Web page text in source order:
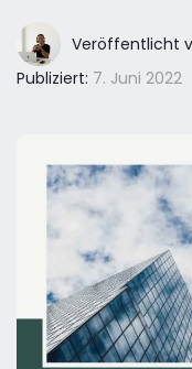
Veröffentlicht
Publiziert: 7. Juni 2022